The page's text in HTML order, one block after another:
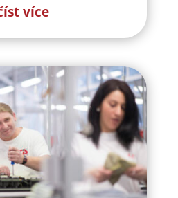
více